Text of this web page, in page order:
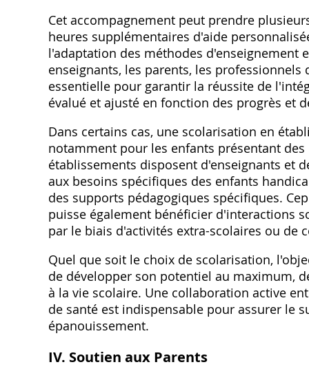
Cet accompagnement peut prendre
heures supplémentaires d'aide
l'adaptation des méthodes d'enseignement
enseignants‚ les parents‚ les
essentielle pour garantir la réussite de
évalué et ajusté en fonction des progrès et
Dans certains cas‚ une scolarisation en
notamment pour les enfants présentant
établissements disposent d'enseignants et
aux besoins spécifiques des enfants
des supports pédagogiques spécifiques.
puisse également bénéficier d'interactions
par le biais d'activités extra-scolaires ou de
Quel que soit le choix de scolarisation‚
de développer son potentiel au maximum‚
à la vie scolaire. Une collaboration active
de santé est indispensable pour assurer le
épanouissement.
IV. Soutien aux Parents